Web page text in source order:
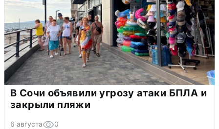
В Сочи объявили угрозу атаки БПЛА и
закрыли пляжи
6 августа 0